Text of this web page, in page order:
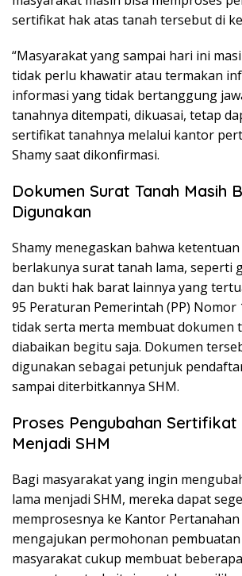
sertifikat hak atas tanah tersebut di
“Masyarakat yang sampai hari ini
tidak perlu khawatir atau termakan
informasi yang tidak bertanggung
tanahnya ditempati, dikuasai, tetap
sertifikat tanahnya melalui kantor
Shamy saat dikonfirmasi.
Dokumen Surat Tanah Masih
Digunakan
Shamy menegaskan bahwa
berlakunya surat tanah lama, seperti
dan bukti hak barat lainnya yang
95 Peraturan Pemerintah (PP) Nomor
tidak serta merta membuat dokumen
diabaikan begitu saja. Dokumen
digunakan sebagai petunjuk
sampai diterbitkannya SHM.
Proses Pengubahan Sertifikat
Menjadi SHM
Bagi masyarakat yang ingin
lama menjadi SHM, mereka dapat
memprosesnya ke Kantor
mengajukan permohonan
masyarakat cukup membuat